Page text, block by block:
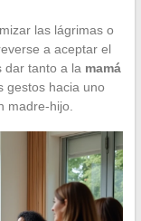
las lágrimas o
a aceptar el
dar tanto a la mamá
gestos hacia uno
madre-hijo.